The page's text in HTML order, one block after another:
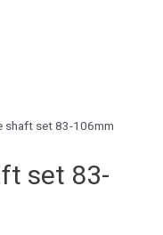
shaft set 83-106mm
set 83-